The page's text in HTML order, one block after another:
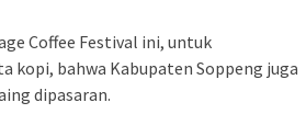
Coffee Festival ini, untuk
kopi, bahwa Kabupaten Soppeng juga
dipasaran.